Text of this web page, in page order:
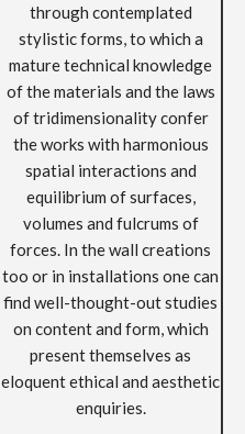
through contemplated
stylistic forms, to which a
mature technical knowledge
of the materials and the laws
of tridimensionality confer
the works with harmonious
spatial interactions and
equilibrium of surfaces,
volumes and fulcrums of
forces. In the wall creations
too or in installations one can
find well-thought-out studies
on content and form, which
present themselves as
eloquent ethical and aesthetic
enquiries.